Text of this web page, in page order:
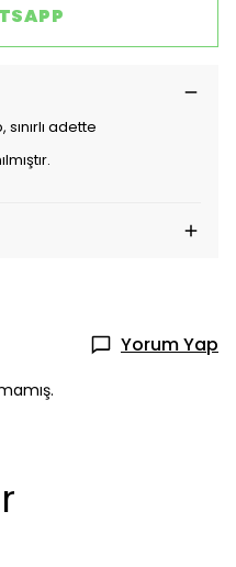
adette
Yorum Yap